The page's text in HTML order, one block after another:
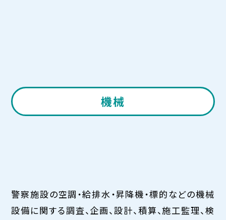
機械
警察施設の空調・給排水・昇降機・標的などの機械
設備に関する調査、企画、設計、積算、施工監理、検